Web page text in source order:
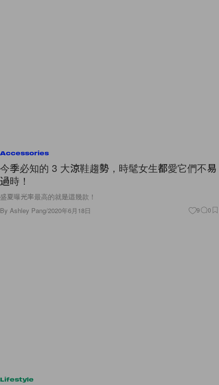
Accessories
今季必知的 3 大涼鞋趨勢，時髦女生都愛它們不易
過時！
盛夏曝光率最高的就是這幾款！
By Ashley Pang/2020年6月18日 9 0
Lifestyle